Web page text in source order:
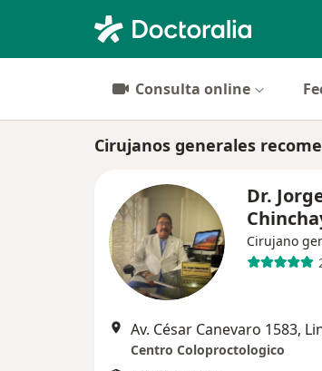
Consulta online
Cirujanos generales
Dr.
Cirujano
Av. César Canevaro 1583,
Centro Coloproctologico